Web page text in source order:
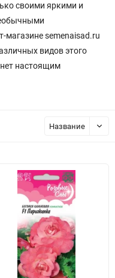
своими яркими и
магазине semenaisad.ru
видов этого
настоящим
Название